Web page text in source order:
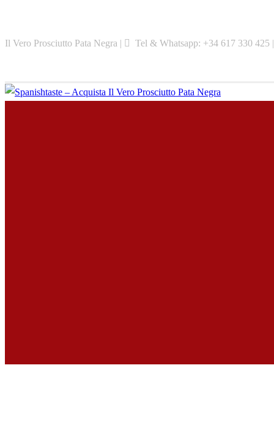
content
Il Vero Prosciutto Pata Negra | Tel & Whatsapp: +34 617 330 425 |